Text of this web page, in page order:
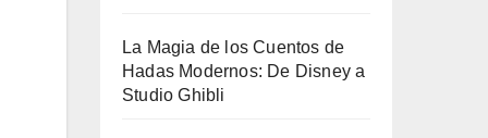
La Magia de los Cuentos de
Hadas Modernos: De Disney a
Studio Ghibli